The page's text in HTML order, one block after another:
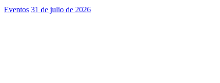
Eventos 31 de julio de 2026